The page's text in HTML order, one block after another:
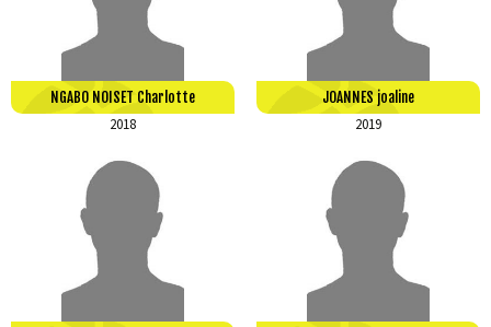
NGABO NOISET Charlotte
2018
JOANNES joaline
2019